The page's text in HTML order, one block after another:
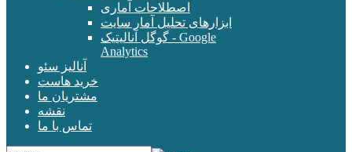
اصطلاحات آماری
ابزارهای تحلیل آمار سایت
گوگل آنالیتیک - Google
Analytics
آنالیز سئو
خرید هاست
مشتریان ما
نقشه
تماس با ما